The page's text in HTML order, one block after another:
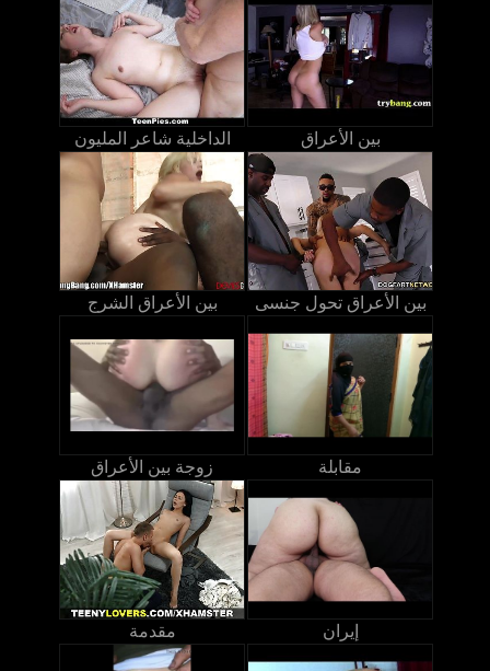
الداخلية شاعر المليون بين الأعراق
بين الأعراق الشرج بين الأعراق تحول جنسى
زوجة بين الأعراق مقابلة
مقدمة إيران